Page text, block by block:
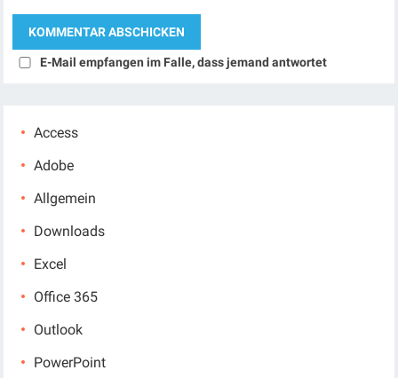
E-Mail empfangen im Falle, dass jemand antwortet
Access
Adobe
Allgemein
Downloads
Excel
Office 365
Outlook
PowerPoint